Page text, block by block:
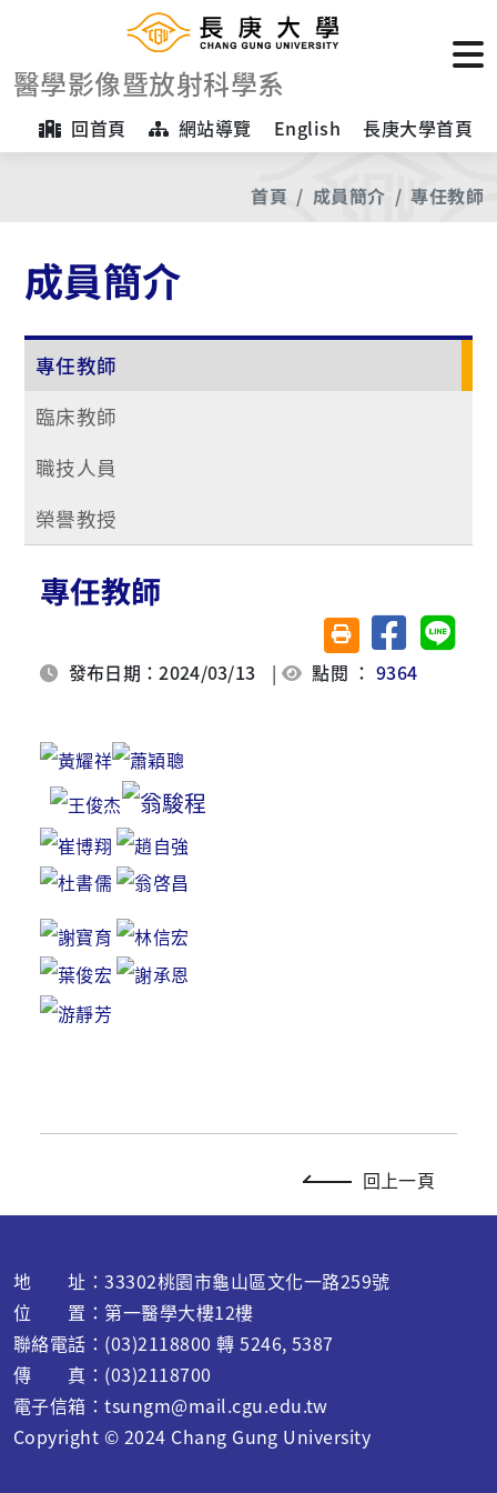
醫學影像暨放射科學系
回首頁 網站導覽 English 長庚大學首頁
首頁 成員簡介 專任教師
成員簡介
專任教師
臨床教師
職技人員
榮譽教授
專任教師
友善列印(另開視窗)
分享至臉書分享
發布日期：2024/03/13 | 點閱 ：9364
回上一頁
地 址：33302桃園市龜山區文化一路259號
位 置：第一醫學大樓12樓
聯絡電話：(03)2118800 轉 5246, 5387
傳 真：(03)2118700
電子信箱：tsungm@mail.cgu.edu.tw
Copyright © 2024 Chang Gung University